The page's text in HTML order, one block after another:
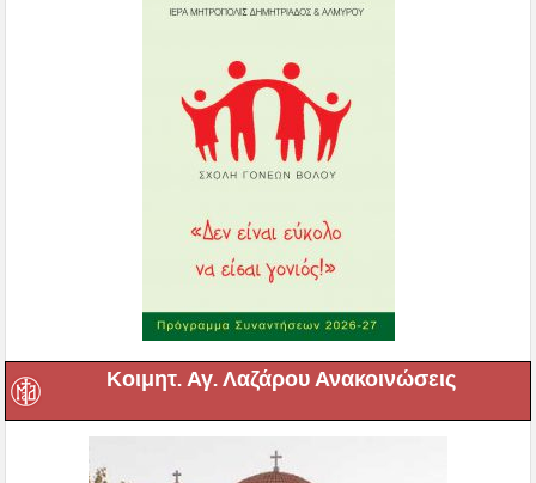
Κοιμητ. Αγ. Λαζάρου Ανακοινώσεις